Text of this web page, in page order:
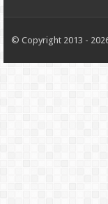
© Copyright 2013 -